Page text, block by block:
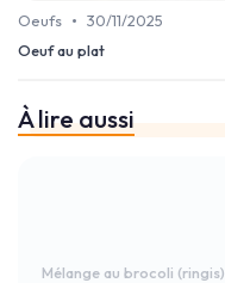
Oeufs • 30/11/2025
Oeuf au plat
À lire aussi
Mélange au brocoli (ringis)